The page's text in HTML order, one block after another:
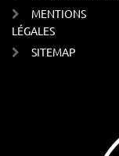
MENTIONS
LÉGALES
SITEMAP